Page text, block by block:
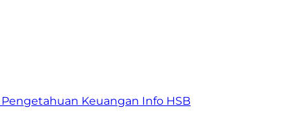
Pengetahuan Keuangan Info HSB